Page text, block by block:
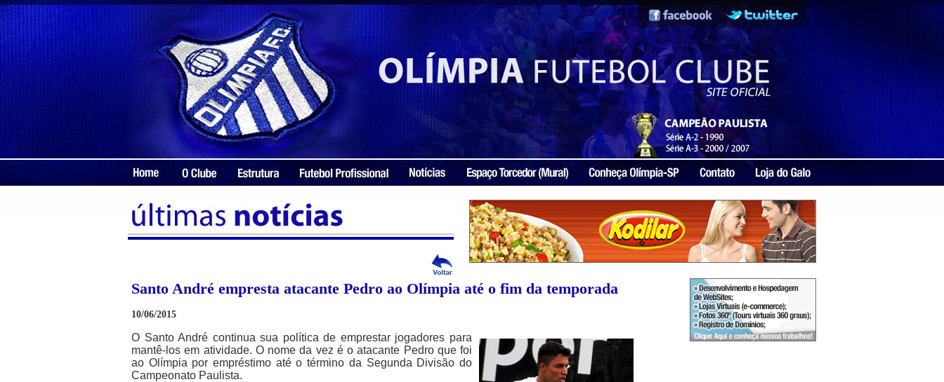
Santo André empresta atacante Pedro ao Olímpia até o fim da temporada
10/06/2015
O Santo André continua sua política de emprestar jogadores para
mantê-los em atividade. O nome da vez é o atacante Pedro que foi
ao Olímpia por empréstimo até o término da Segunda Divisão do
Campeonato Paulista.